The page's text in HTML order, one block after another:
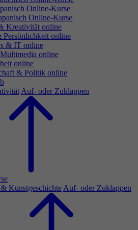
Online-Kurse
Online-Kurse
Kreativität online
Persönlichkeit online
& IT online
online
online
& Politik online
Auf- oder Zuklappen
Kunstgeschichte Auf- oder Zuklappen